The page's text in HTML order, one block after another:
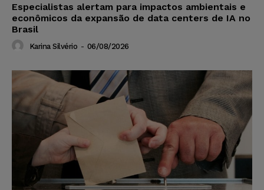
Especialistas alertam para impactos ambientais e
econômicos da expansão de data centers de IA no
Brasil
Karina Silvério - 06/08/2026